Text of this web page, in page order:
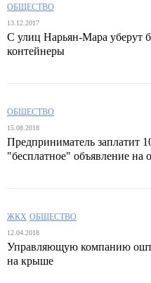
ОБЩЕСТВО
13.12.2017
С улиц Нарьян-Мара уберут
контейнеры
ОБЩЕСТВО
15.08.2018
Предприниматель заплатит
"бесплатное" объявление на
ЖКХ ОБЩЕСТВО
12.04.2018
Управляющую компанию
на крыше